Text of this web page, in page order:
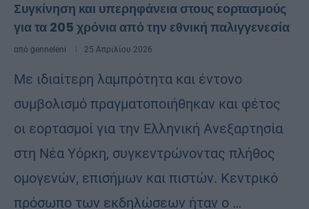
Συγκίνηση και υπερηφάνεια στους εορτασμούς
για τα 205 χρόνια από την εθνική παλιγγενεσία
από genneleni 25 Απριλίου 2026
Με ιδιαίτερη λαμπρότητα και έντονο
συμβολισμό πραγματοποιήθηκαν και φέτος
οι εορτασμοί για την Ελληνική Ανεξαρτησία
στη Νέα Υόρκη, συγκεντρώνοντας πλήθος
ομογενών, επισήμων και πιστών. Κεντρικό
πρόσωπο των εκδηλώσεων ήταν ο …